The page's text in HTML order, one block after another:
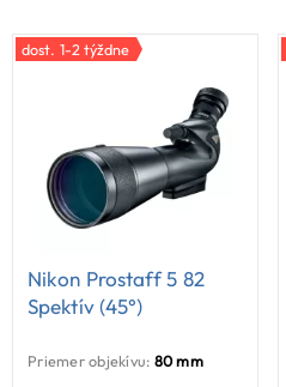
dost. 1-2 týždne
Nikon Prostaff 5 82
Spektív (45°)
Priemer objekívu: 80 mm